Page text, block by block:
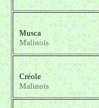
Musca
Malinois
Créole
Malinois